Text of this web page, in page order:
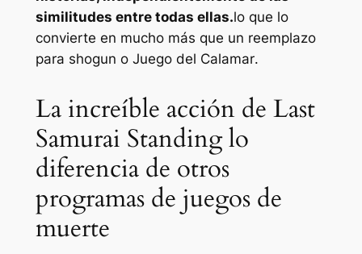
similitudes entre todas ellas.lo que lo
convierte en mucho más que un reemplazo
para shogun o Juego del Calamar.
La increíble acción de Last
Samurai Standing lo
diferencia de otros
programas de juegos de
muerte